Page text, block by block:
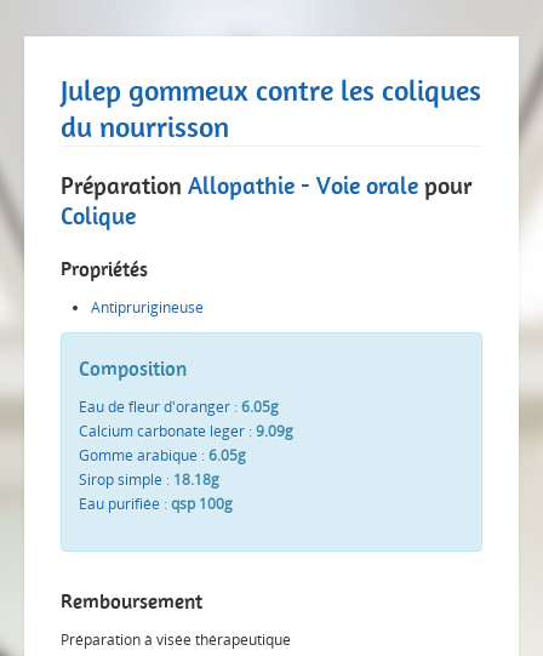
Julep gommeux contre les coliques
du nourrisson
Préparation Allopathie - Voie orale pour
Colique
Propriétés
Antiprurigineuse
Composition
Eau de fleur d'oranger :6.05g
Calcium carbonate leger :9.09g
Gomme arabique :6.05g
Sirop simple : 18.18g
Eau purifiée :qsp 100g
Remboursement
Préparation à visée thérapeutique